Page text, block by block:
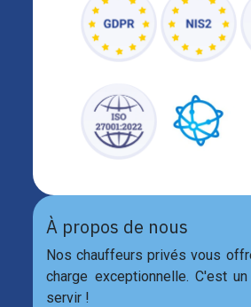
À propos de nous
Nos chauffeurs privés vous
charge exceptionnelle. C'est
servir !